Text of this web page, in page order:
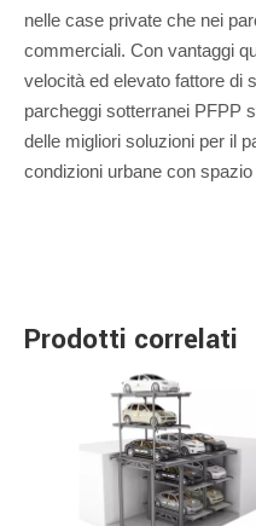
nelle case private che nei
commerciali. Con vantaggi
velocità ed elevato fattore di
parcheggi sotterranei PFPP
delle migliori soluzioni per il
condizioni urbane con spazio
Prodotti correlati